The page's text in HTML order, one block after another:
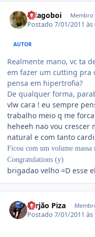
thiagoboi Membro
Postado7/01/2011
AUTOR
Realmente mano, vc ta
em fazer um cutting pra
pensa em hipertrofia?
De qualquer forma,
vlw cara ! eu sempre
trabalho meio q me
heheeh nao vou crescer
natural e com tanto
Ficou com um volume
Congratulations (y)
brigadao velho =D esse
Serjão Piza
Postado7/01/2011